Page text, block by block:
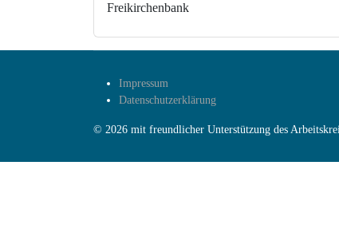
Freikirchenbank
Impressum
Datenschutzerklärung
© 2026 mit freundlicher Unterstützung des